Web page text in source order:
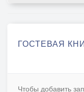
ГОСТЕВАЯ
Чтобы добавить